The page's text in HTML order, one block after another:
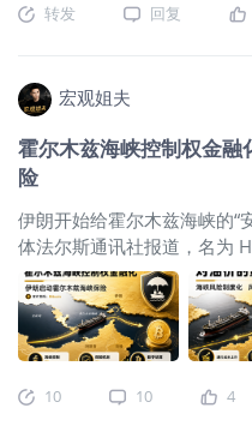
内，盘面风云突变。比特币
河。全网加密货币的恐慌与
下的“暗线”，会变成这两天
之后，作为耐心的猎人，我
前的四颗“雷”，是如何在两
思考的人。这两天的暴跌，
构恶化后，必然产生的“多米
成“流动性真空” 4天前我提
续两周录得巨额流出，创下
的现实是：这种机构的流出
性上的“撤防”。当现货 ETF
IBIT）转为大额赎回时，盘面
转发 回复
宏观姐夫
霍尔木兹海峡控制权金
险
伊朗开始给霍尔木兹海峡的“
体法尔斯通讯社报道，名为
上线，面向途经波斯湾、霍
提供保险，保费以比特币结
能带来超过100亿美元收入
海峡的控制权，进一步转化
力、国际认可度和制裁风险
10 10 4